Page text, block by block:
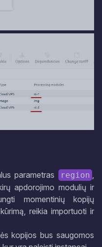
parametras
region
apdorojimo modulių ir
momentinių kopijų
reikia importuoti ir
kopijos bus saugomos